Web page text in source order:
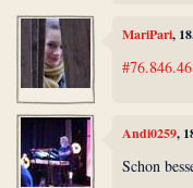
MariPari,
Andi0259,
Schon